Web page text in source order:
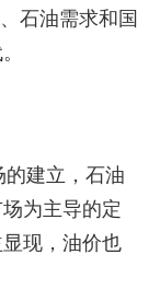
石油需求和国
建立，石油
为主导的定
现，油价也